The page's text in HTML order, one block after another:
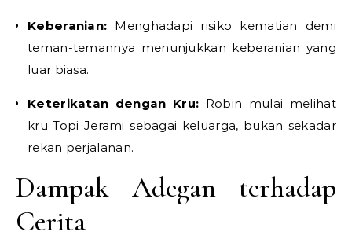
Keberanian: Menghadapi risiko kematian demi
teman-temannya menunjukkan keberanian yang
luar biasa.
Keterikatan dengan Kru: Robin mulai melihat
kru Topi Jerami sebagai keluarga, bukan sekadar
rekan perjalanan.
Dampak Adegan terhadap
Cerita